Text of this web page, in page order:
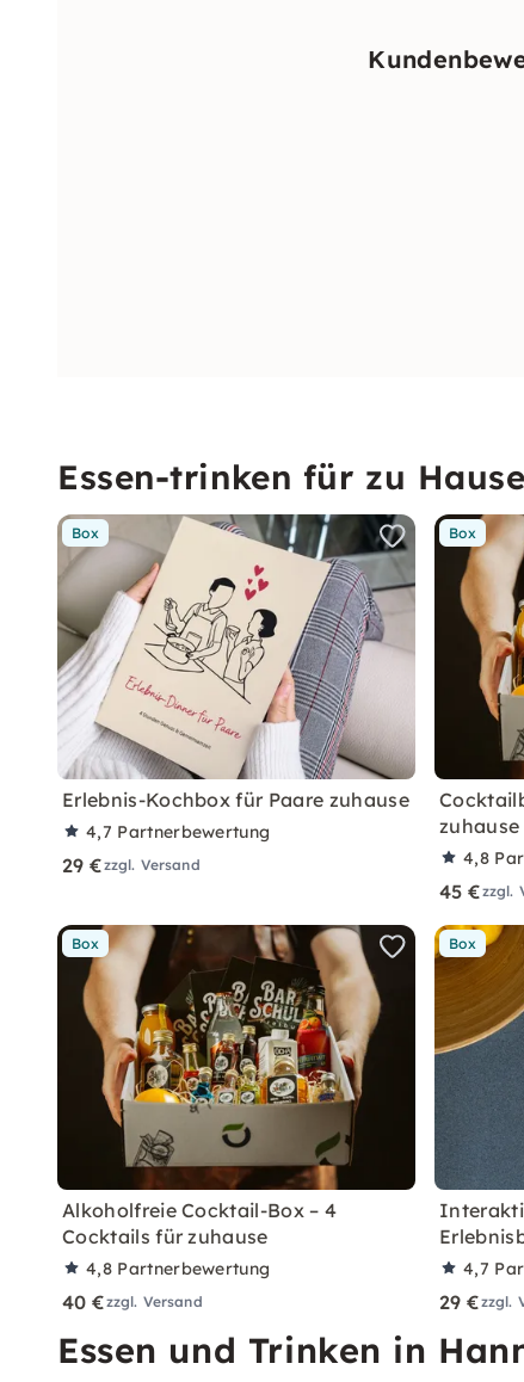
Essen-trinken für zu Hause
Box
Erlebnis-Kochbox für Paare zuhause
4,7 Partnerbewertung
29 €zzgl. Versand
Box
4,8
45 €zzgl.
Box
Alkoholfreie Cocktail-Box – 4
Cocktails für zuhause
4,8 Partnerbewertung
40 €zzgl. Versand
Box
4,7
29 €zzgl.
Essen und Trinken in